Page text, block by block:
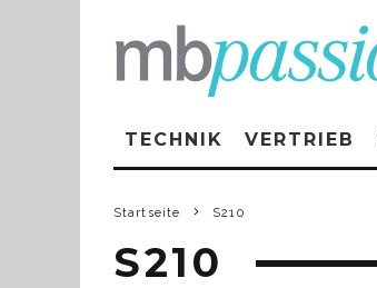
TECHNIK VERTRIEB
Startseite S210
S210